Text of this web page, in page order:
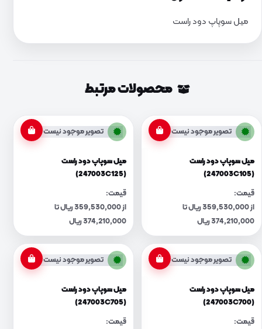
میل سوپاپ دود راست
محصولات مرتبط
تصویر موجود نیست
میل سوپاپ دود راست
(247003C105)
قیمت:
از 359,530,000 ریال تا
374,210,000 ریال
تصویر موجود نیست
میل سوپاپ دود راست
(247003C125)
قیمت:
از 359,530,000 ریال تا
374,210,000 ریال
تصویر موجود نیست
میل سوپاپ دود راست
(247003C700)
قیمت:
تصویر موجود نیست
میل سوپاپ دود راست
(247003C705)
قیمت: